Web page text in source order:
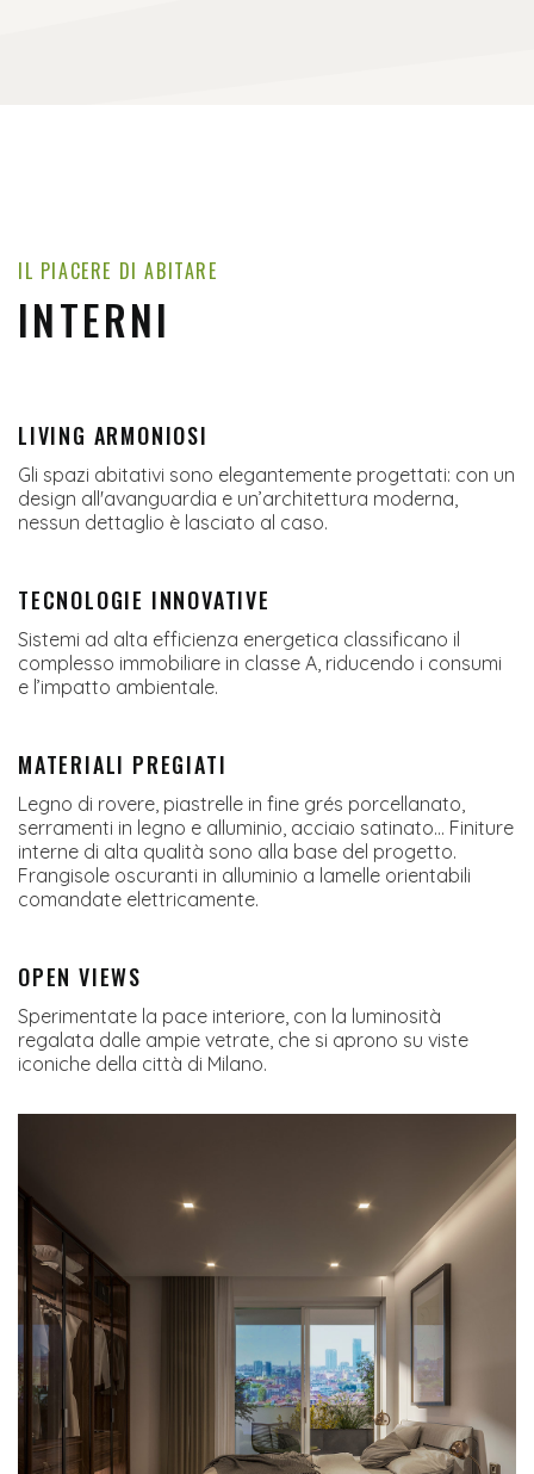
IL PIACERE DI ABITARE
INTERNI
LIVING ARMONIOSI
Gli spazi abitativi sono elegantemente progettati: con un
design all'avanguardia e un’architettura moderna,
nessun dettaglio è lasciato al caso.
TECNOLOGIE INNOVATIVE
Sistemi ad alta efficienza energetica classificano il
complesso immobiliare in classe A, riducendo i consumi
e l’impatto ambientale.
MATERIALI PREGIATI
Legno di rovere, piastrelle in fine grés porcellanato,
serramenti in legno e alluminio, acciaio satinato... Finiture
interne di alta qualità sono alla base del progetto.
Frangisole oscuranti in alluminio a lamelle orientabili
comandate elettricamente.
OPEN VIEWS
Sperimentate la pace interiore, con la luminosità
regalata dalle ampie vetrate, che si aprono su viste
iconiche della città di Milano.